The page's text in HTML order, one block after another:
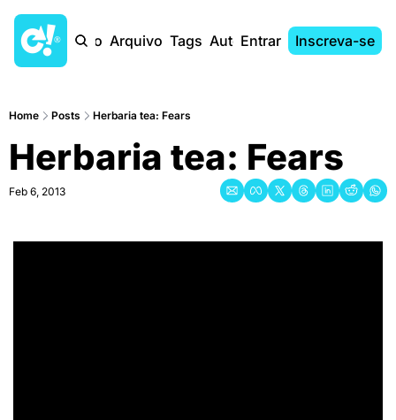
Início Arquivo Tags AutoresEntrar Inscreva-se
Home Posts Herbaria tea: Fears
Herbaria tea: Fears
Feb 6, 2013